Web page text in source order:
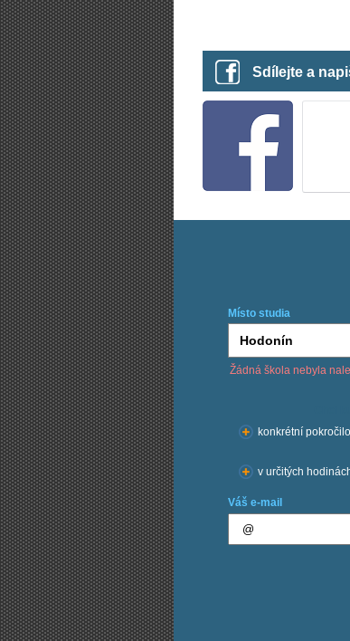
Sdílejte a
Místo studia
Žádná škola nebyla
konkrétní
v určitých
Váš e-mail